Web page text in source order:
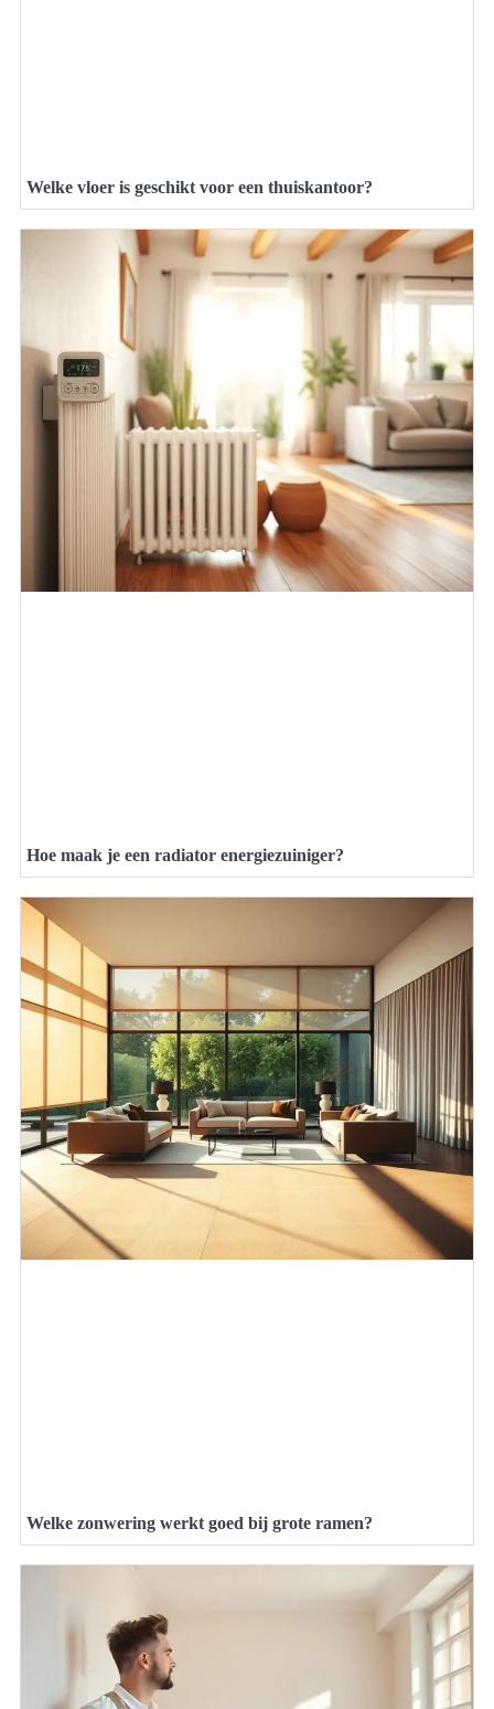
Welke vloer is geschikt voor een thuiskantoor?
Hoe maak je een radiator energiezuiniger?
Welke zonwering werkt goed bij grote ramen?